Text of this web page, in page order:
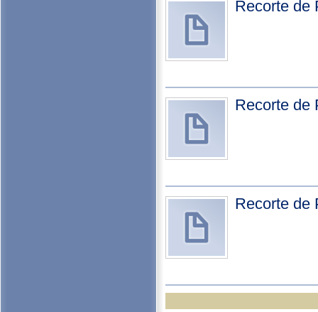
Recorte de
Recorte de
Recorte de